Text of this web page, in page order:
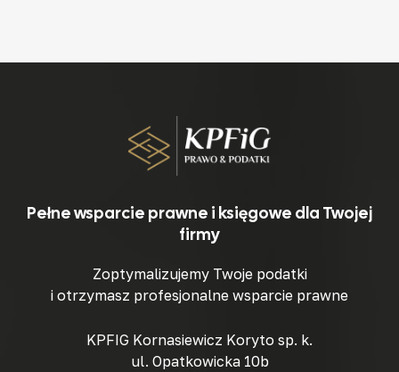
Pełne wsparcie prawne i księgowe dla Twojej
firmy
Zoptymalizujemy Twoje podatki
i otrzymasz profesjonalne wsparcie prawne
KPFIG Kornasiewicz Koryto sp. k.
ul. Opatkowicka 10b